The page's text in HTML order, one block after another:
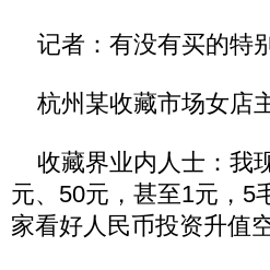
记者：有没有买的特
杭州某收藏市场女店
收藏界业内人士：我
元、50元，甚至1元，5
家看好人民币投资升值